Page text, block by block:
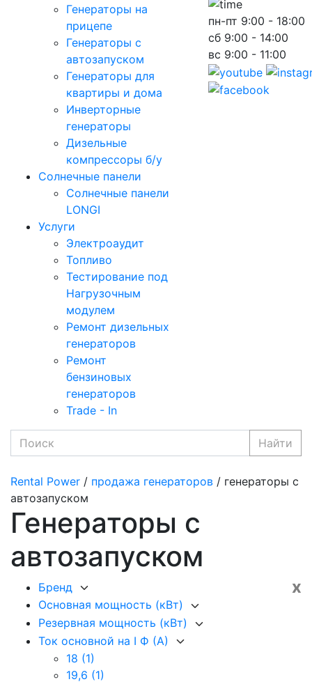
Генераторы на
прицепе
Генераторы с
автозапуском
Генераторы для
квартиры и дома
Инверторные
генераторы
Дизельные
компрессоры б/у
Солнечные панели
Солнечные панели
LONGI
Услуги
Электроаудит
Топливо
Тестирование под
Нагрузочным
модулем
Ремонт дизельных
генераторов
Ремонт
бензиновых
генераторов
Trade - In
пн-пт 9:00 - 18:00
сб 9:00 - 14:00
вс 9:00 - 11:00
Найти
Rental Power / продажа генераторов / генераторы с
автозапуском
Генераторы с
автозапуском
x
Бренд
Основная мощность (кВт)
Резервная мощность (кВт)
Ток основной на I Ф (А)
18 (1)
19,6 (1)